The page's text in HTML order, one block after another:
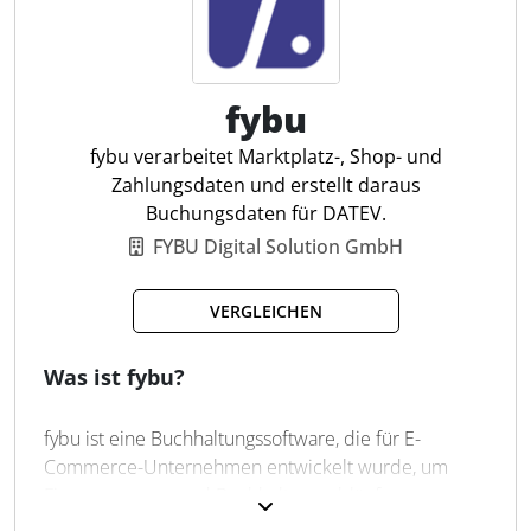
Einrichtungsassistent
Tagesaktuelle Kennzahlen
fybu
fybu verarbeitet Marktplatz-, Shop- und
Zahlungsdaten und erstellt daraus
Buchungsdaten für DATEV.
FYBU Digital Solution GmbH
VERGLEICHEN
Was ist fybu?
fybu ist eine Buchhaltungssoftware, die für E-
Commerce-Unternehmen entwickelt wurde, um